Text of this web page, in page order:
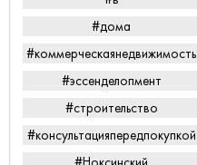
#дома
#коммерческаянедвижимость
#эссенделопмент
#строительство
#консультацияпередпокупкой